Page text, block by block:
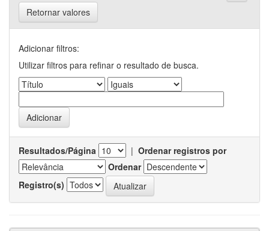
Retornar valores
Adicionar filtros:
Utilizar filtros para refinar o resultado de busca.
Resultados/Página | Ordenar registros por
Ordenar
Registro(s)